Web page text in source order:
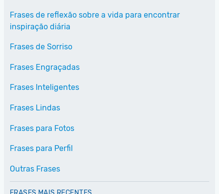
Frases de reflexão sobre a vida para encontrar
inspiração diária
Frases de Sorriso
Frases Engraçadas
Frases Inteligentes
Frases Lindas
Frases para Fotos
Frases para Perfil
Outras Frases